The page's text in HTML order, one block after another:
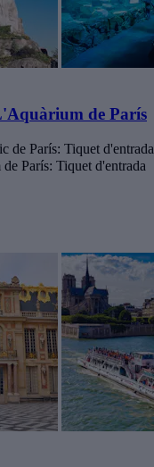
de París
de París: Tiquet d'entrada
París: Tiquet d'entrada